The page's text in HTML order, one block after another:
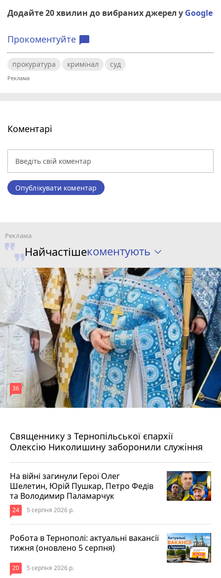
Додайте 20 хвилин до вибраних джерел у Google
Прокоментуйте chat_bubble
прокуратура кримінал суд
Коментарі
Опублікувати коментар
Найчастішекоментують
Священнику з Тернопільської єпархії
Олексію Николишину заборонили служіння
36
На війні загинули Герої Олег
Шелетин, Юрій Пушкар, Петро Федів
та Володимир Паламарчук
24 5 серпня 2026 р.
Робота в Тернополі: актуальні вакансії
тижня (оновлено 5 серпня)
20 5 серпня 2026 р.